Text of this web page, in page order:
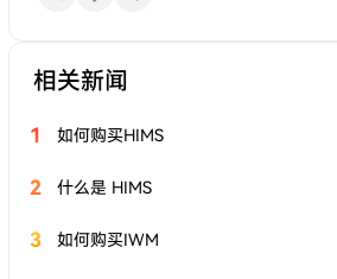
相关新闻
1 如何购买HIMS
2 什么是 HIMS
3 如何购买IWM